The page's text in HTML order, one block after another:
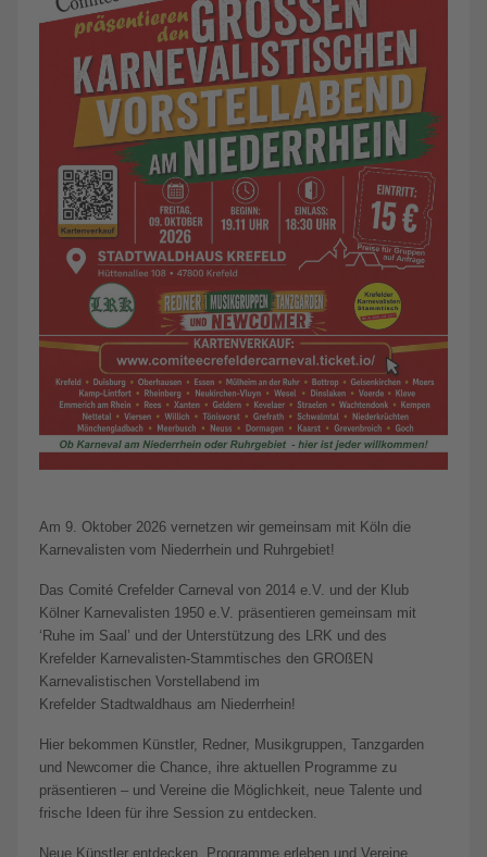
Am 9. Oktober 2026 vernetzen wir gemeinsam mit Köln die
Karnevalisten vom Niederrhein und Ruhrgebiet!
Das Comité Crefelder Carneval von 2014 e.V. und der Klub
Kölner Karnevalisten 1950 e.V. präsentieren gemeinsam mit
‘Ruhe im Saal’ und der Unterstützung des LRK und des
Krefelder Karnevalisten-Stammtisches den GROßEN
Karnevalistischen Vorstellabend im
Krefelder Stadtwaldhaus am Niederrhein!
Hier bekommen Künstler, Redner, Musikgruppen, Tanzgarden
und Newcomer die Chance, ihre aktuellen Programme zu
präsentieren – und Vereine die Möglichkeit, neue Talente und
frische Ideen für ihre Session zu entdecken.
Neue Künstler entdecken, Programme erleben und Vereine